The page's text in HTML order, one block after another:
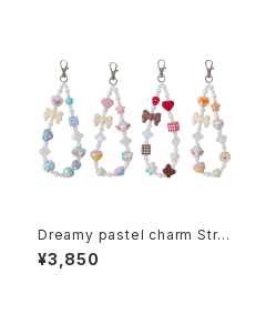
Dreamy pastel charm Stra
p
¥3,850